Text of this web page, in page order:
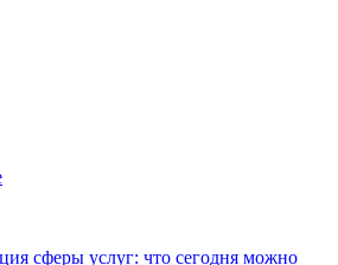
сферы услуг: что сегодня можно